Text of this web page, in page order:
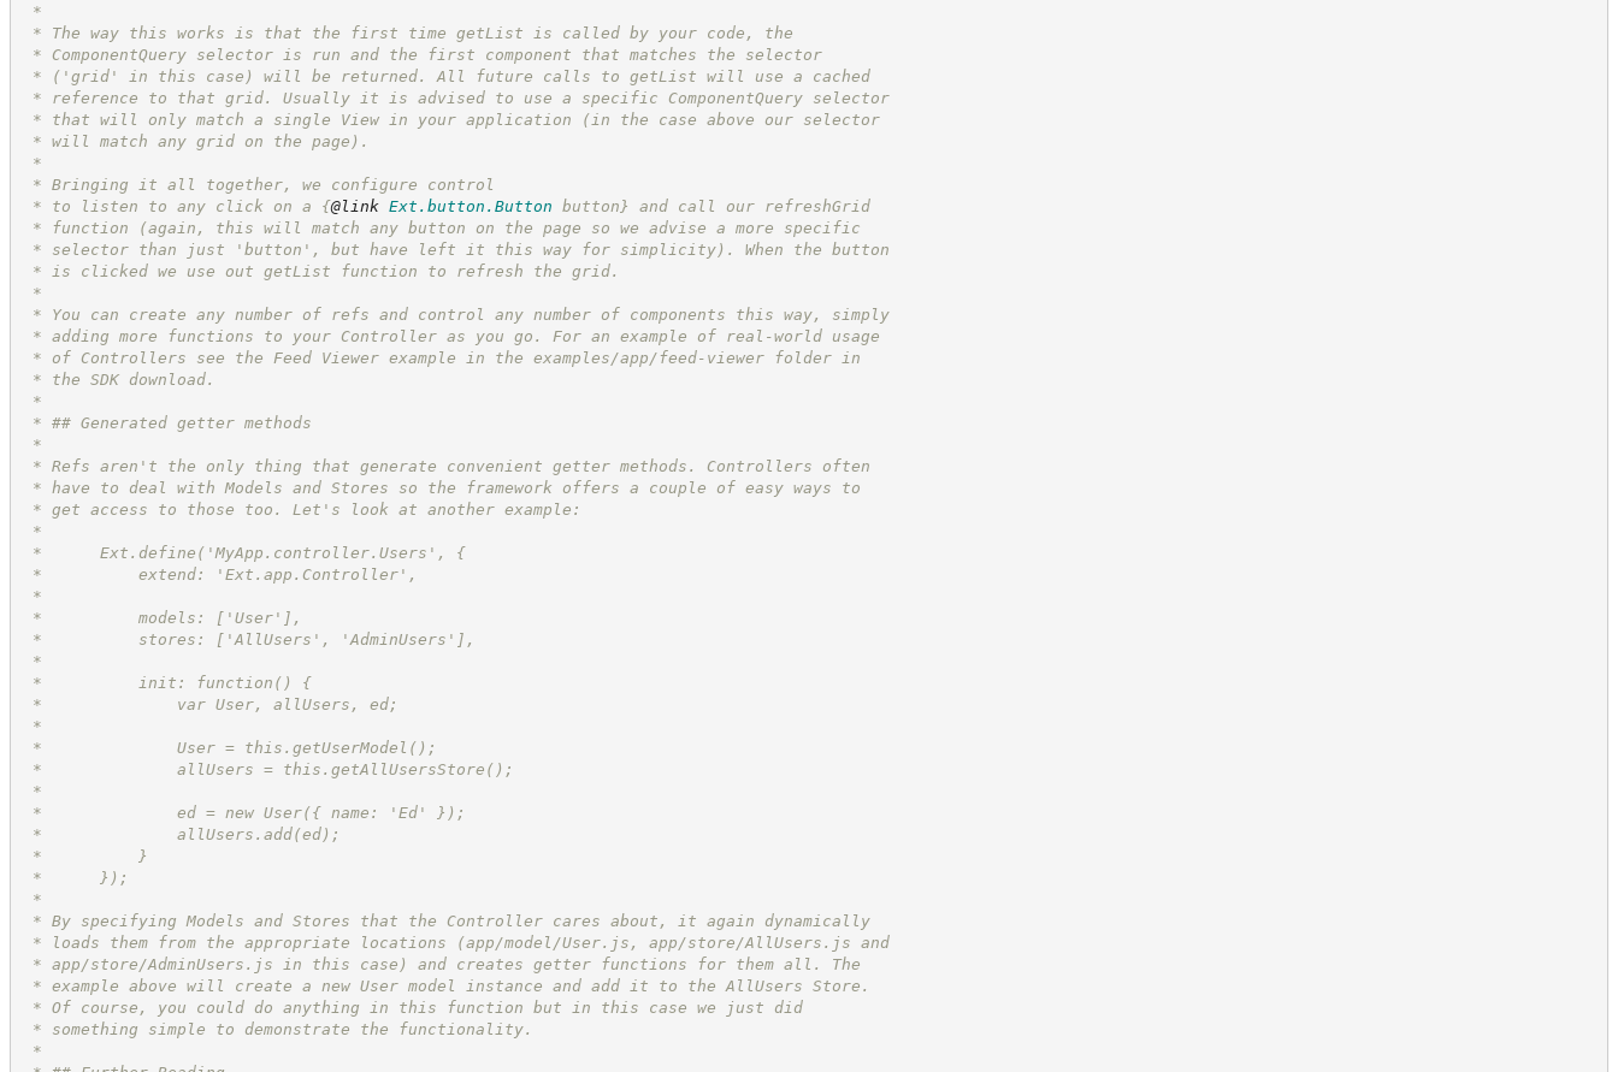
*
* The way this works is that the first time getList is called by your code, the
* ComponentQuery selector is run and the first component that matches the selector
* ('grid' in this case) will be returned. All future calls to getList will use a cached
* reference to that grid. Usually it is advised to use a specific ComponentQuery selector
* that will only match a single View in your application (in the case above our selector
* will match any grid on the page).
*
* Bringing it all together, we configure control
* to listen to any click on a {@link Ext.button.Button button} and call our refreshGrid
* function (again, this will match any button on the page so we advise a more specific
* selector than just 'button', but have left it this way for simplicity). When the button
* is clicked we use out getList function to refresh the grid.
*
* You can create any number of refs and control any number of components this way, simply
* adding more functions to your Controller as you go. For an example of real-world usage
* of Controllers see the Feed Viewer example in the examples/app/feed-viewer folder in
* the SDK download.
*
* ## Generated getter methods
*
* Refs aren't the only thing that generate convenient getter methods. Controllers often
* have to deal with Models and Stores so the framework offers a couple of easy ways to
* get access to those too. Let's look at another example:
*
*      Ext.define('MyApp.controller.Users', {
*          extend: 'Ext.app.Controller',
*
*          models: ['User'],
*          stores: ['AllUsers', 'AdminUsers'],
*
*          init: function() {
*              var User, allUsers, ed;
*
*              User = this.getUserModel();
*              allUsers = this.getAllUsersStore();
*
*              ed = new User({ name: 'Ed' });
*              allUsers.add(ed);
*          }
*      });
*
* By specifying Models and Stores that the Controller cares about, it again dynamically
* loads them from the appropriate locations (app/model/User.js, app/store/AllUsers.js and
* app/store/AdminUsers.js in this case) and creates getter functions for them all. The
* example above will create a new User model instance and add it to the AllUsers Store.
* Of course, you could do anything in this function but in this case we just did
* something simple to demonstrate the functionality.
*